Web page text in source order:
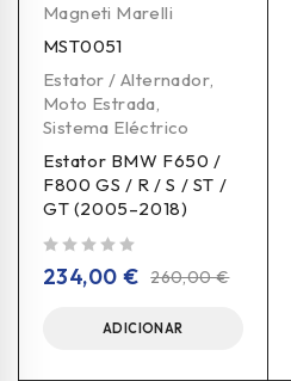
Magneti Marelli
MST0051
Estator / Alternador
Moto Estrada
Sistema Eléctrico
Estator BMW F650 /
F800 GS / R / S / ST /
GT (2005–2018)
260,00€
234,00 €
ADICIONAR